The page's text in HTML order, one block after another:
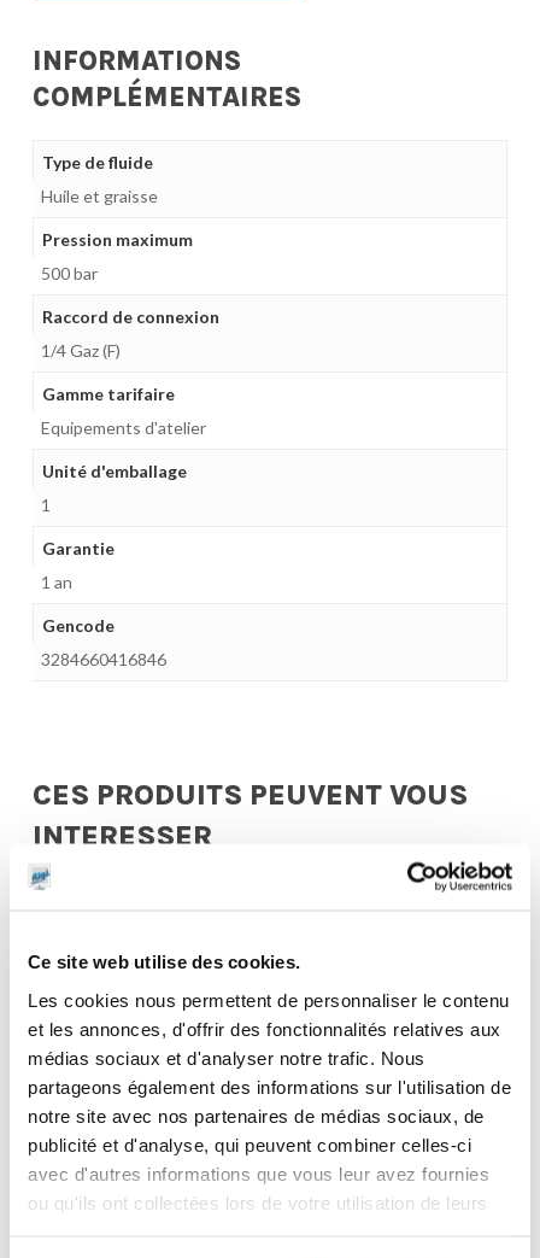
Ce site web utilise des cookies.
Les cookies nous permettent de personnaliser le contenu
et les annonces, d'offrir des fonctionnalités relatives aux
médias sociaux et d'analyser notre trafic. Nous
partageons également des informations sur l'utilisation de
notre site avec nos partenaires de médias sociaux, de
publicité et d'analyse, qui peuvent combiner celles-ci
avec d'autres informations que vous leur avez fournies
ou qu'ils ont collectées lors de votre utilisation de leurs
INFORMATIONS
COMPLÉMENTAIRES
Type de fluide
Huile et graisse
Pression maximum
500 bar
Raccord de connexion
1/4 Gaz (F)
Gamme tarifaire
Equipements d'atelier
Unité d'emballage
1
Garantie
1 an
Gencode
3284660416846
CES PRODUITS PEUVENT VOUS
INTERESSER